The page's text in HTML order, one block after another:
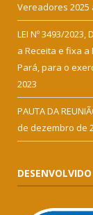
Vereadores 2025
LEI Nº 3493/2023,
a Receita e fixa
Pará, para o
2023
PAUTA DA
de dezembro de